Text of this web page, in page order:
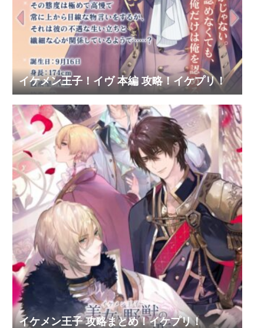
イケメン王子！イヴ 本編 攻略！イケプリ！
イケメン王子 攻略まとめ！イケプリ！